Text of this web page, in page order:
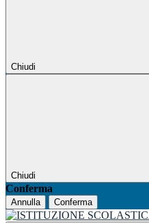
Chiudi
Chiudi
Conferma
Annulla Conferma